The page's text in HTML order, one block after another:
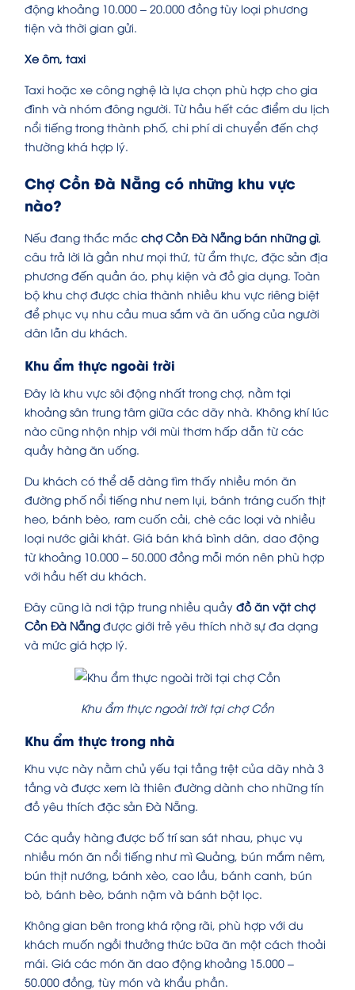
động khoảng 10.000 – 20.000 đồng tùy loại phương
tiện và thời gian gửi.
Xe ôm, taxi
Taxi hoặc xe công nghệ là lựa chọn phù hợp cho gia
đình và nhóm đông người. Từ hầu hết các điểm du lịch
nổi tiếng trong thành phố, chi phí di chuyển đến chợ
thường khá hợp lý.
Chợ Cồn Đà Nẵng có những khu vực
nào?
Nếu đang thắc mắc chợ Cồn Đà Nẵng bán những gì
câu trả lời là gần như mọi thứ, từ ẩm thực, đặc sản địa
phương đến quần áo, phụ kiện và đồ gia dụng. Toàn
bộ khu chợ được chia thành nhiều khu vực riêng biệt
để phục vụ nhu cầu mua sắm và ăn uống của người
dân lẫn du khách.
Khu ẩm thực ngoài trời
Đây là khu vực sôi động nhất trong chợ, nằm tại
khoảng sân trung tâm giữa các dãy nhà. Không khí lúc
nào cũng nhộn nhịp với mùi thơm hấp dẫn từ các
quầy hàng ăn uống.
Du khách có thể dễ dàng tìm thấy nhiều món ăn
đường phố nổi tiếng như nem lụi, bánh tráng cuốn thịt
heo, bánh bèo, ram cuốn cải, chè các loại và nhiều
loại nước giải khát. Giá bán khá bình dân, dao động
từ khoảng 10.000 – 50.000 đồng mỗi món nên phù hợp
với hầu hết du khách.
Đây cũng là nơi tập trung nhiều quầy đồ ăn vặt chợ
Cồn Đà Nẵng được giới trẻ yêu thích nhờ sự đa dạng
và mức giá hợp lý.
Khu ẩm thực ngoài trời tại chợ Cồn
Khu ẩm thực trong nhà
Khu vực này nằm chủ yếu tại tầng trệt của dãy nhà 3
tầng và được xem là thiên đường dành cho những tín
đồ yêu thích đặc sản Đà Nẵng.
Các quầy hàng được bố trí san sát nhau, phục vụ
nhiều món ăn nổi tiếng như mì Quảng, bún mắm nêm,
bún thịt nướng, bánh xèo, cao lầu, bánh canh, bún
bò, bánh bèo, bánh nậm và bánh bột lọc.
Không gian bên trong khá rộng rãi, phù hợp với du
khách muốn ngồi thưởng thức bữa ăn một cách thoải
mái. Giá các món ăn dao động khoảng 15.000 –
50.000 đồng, tùy món và khẩu phần.